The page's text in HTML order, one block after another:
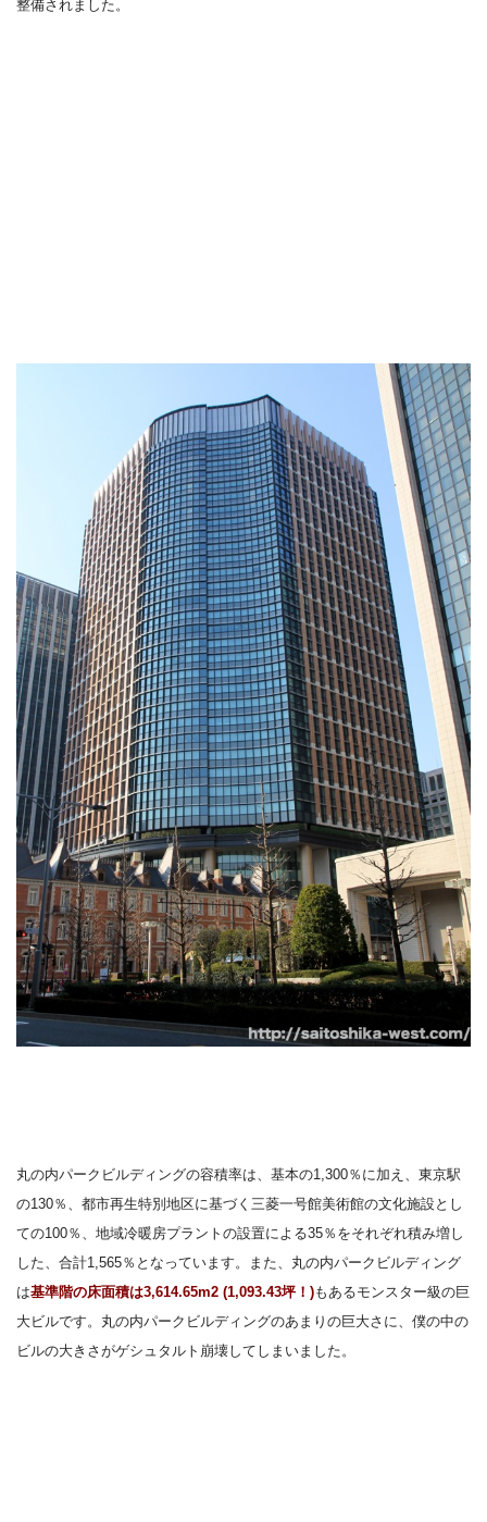
整備されました。
丸の内パークビルディングの容積率は、基本の1,300％に加え、東京駅
の130％、都市再生特別地区に基づく三菱一号館美術館の文化施設とし
ての100％、地域冷暖房プラントの設置による35％をそれぞれ積み増し
した、合計1,565％となっています。また、丸の内パークビルディング
は基準階の床面積は3,614.65m2 (1,093.43坪！ )もあるモンスター級の巨
大ビルです。丸の内パークビルディングのあまりの巨大さに、僕の中の
ビルの大きさがゲシュタルト崩壊してしまいました。